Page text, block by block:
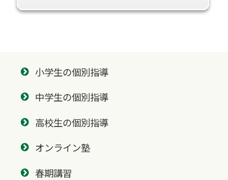
小学生の個別指導
中学生の個別指導
高校生の個別指導
オンライン塾
春期講習